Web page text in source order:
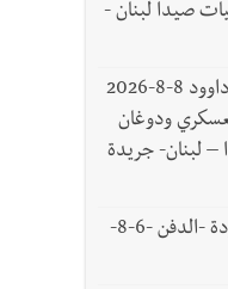
صيدا لبنان -
وفاة الحاجة وداد علي الحاج داوود 8-8-2026
ودوغان
– لبنان- جريدة
وفاة الحاجة رقية محمد حمودة -الدفن -6-8-